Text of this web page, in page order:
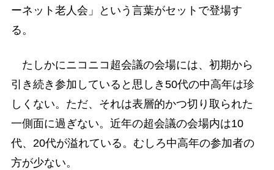
ーネット老人会」という言葉がセットで登場す
る。
たしかにニコニコ超会議の会場には、初期から
引き続き参加していると思しき50代の中高年は珍
しくない。ただ、それは表層的かつ切り取られた
一側面に過ぎない。近年の超会議の会場内は10
代、20代が溢れている。むしろ中高年の参加者の
方が少ない。